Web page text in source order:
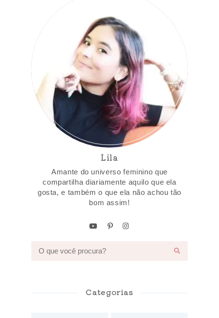
Lila
Amante do universo feminino que
compartilha diariamente aquilo que ela
gosta, e também o que ela não achou tão
bom assim!
Categorias